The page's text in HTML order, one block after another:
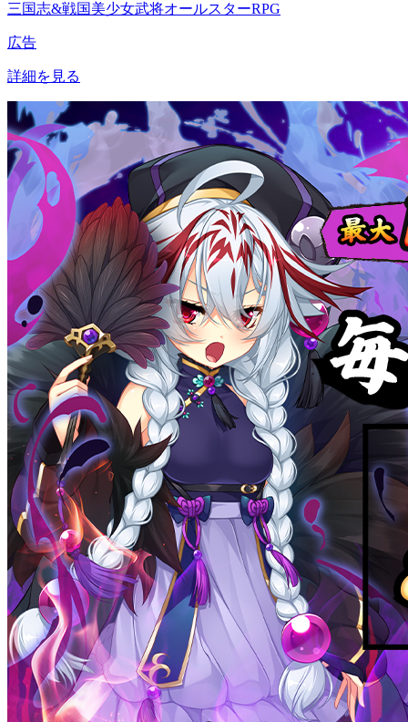
三国志&戦国美少女武将オールスターRPG
広告
詳細を見る